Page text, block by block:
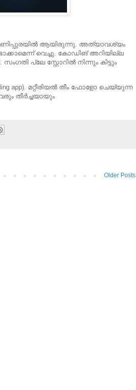
ആയിരുന്നു. അത്യാവശ്യം
വെച്ചു. കോഡിങ് അറിയില്ല
പ്ലേ സ്റ്റോറിൽ നിന്നും കിട്ടും
app). മറ്റീരിയൽ തീം ഫോളോ ചെയ്യുന്ന
തീർച്ചയായും
Older Posts